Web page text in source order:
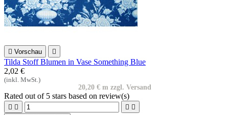
 Vorschau 
Tilda Stoff Blumen in Vase Something Blue
2,02 €
(inkl. MwSt.)
20,20 € m zzgl. Versand
Rated out of 5 stars based on review(s)
   